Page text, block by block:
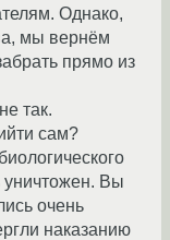
Однако,
мы вернём
прямо из
так.
сам?
уничтожен. Вы
очень
наказанию